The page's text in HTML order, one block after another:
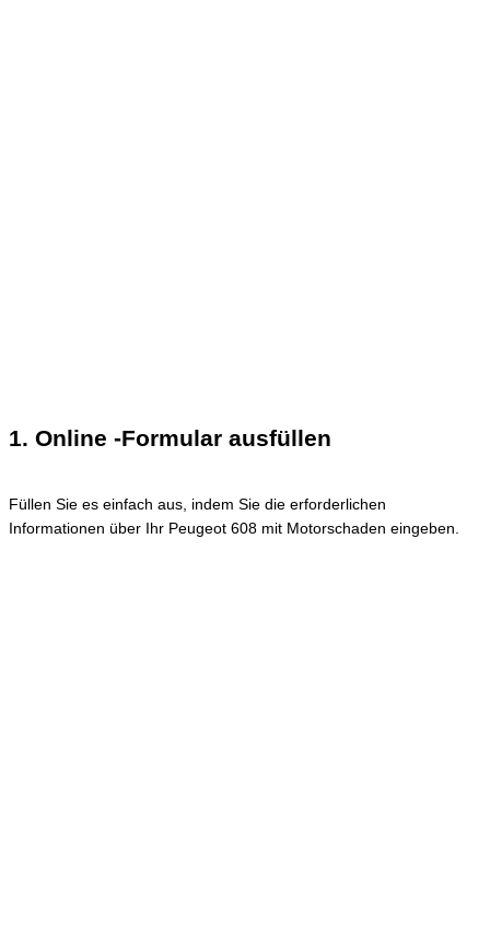
1. Online -Formular ausfüllen
Füllen Sie es einfach aus, indem Sie die erforderlichen
Informationen über Ihr Peugeot 608 mit Motorschaden eingeben.